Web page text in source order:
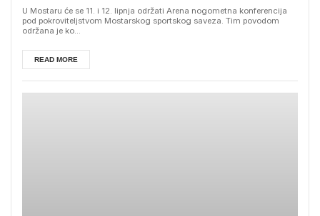
U Mostaru će se 11. i 12. lipnja održati Arena nogometna konferencija
pod pokroviteljstvom Mostarskog sportskog saveza. Tim povodom
održana je ko...
READ MORE